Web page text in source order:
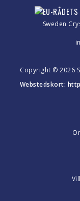
Sweden
Copyright © 2026
Webstedskort: